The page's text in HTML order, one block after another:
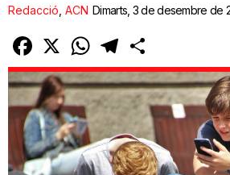
Redacció ACN Dimarts, 3 de desembre de
Facebook
X WhatsAppTelegram